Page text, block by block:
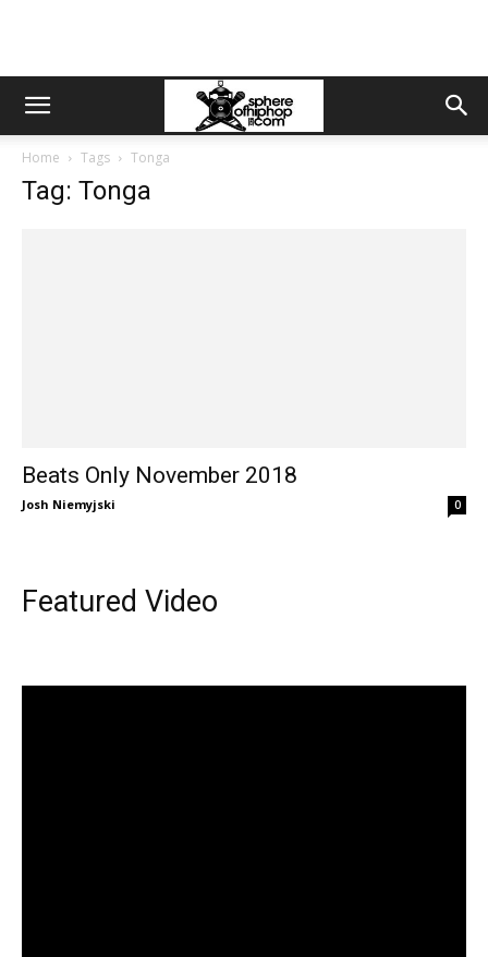
Home Tags Tonga
Tag: Tonga
Beats Only November 2018
Josh Niemyjski 0
Featured Video